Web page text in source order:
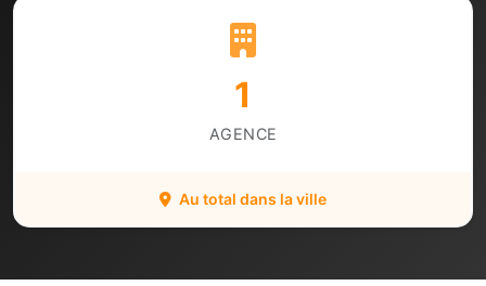
1
AGENCE
Au total dans la ville